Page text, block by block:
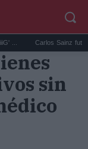
Carlos Sainz futuro
sin